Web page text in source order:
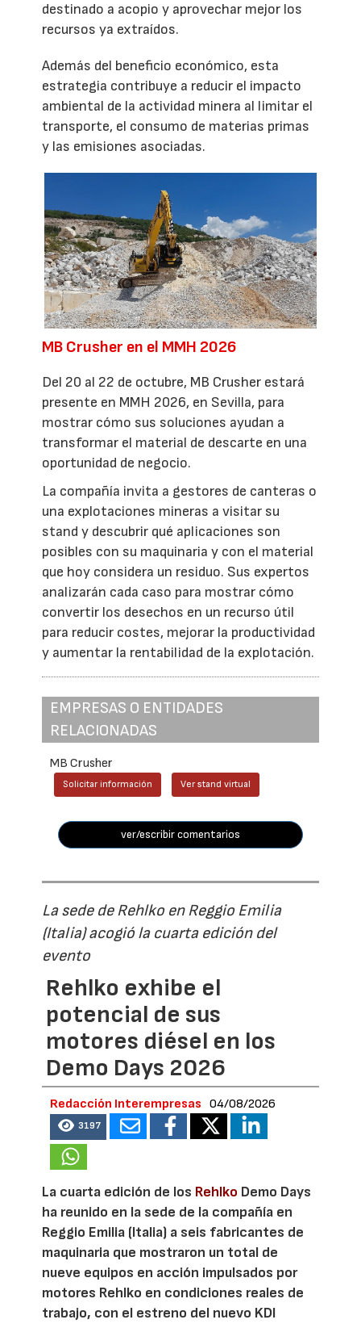
destinado a acopio y aprovechar mejor los
recursos ya extraídos.
Además del beneficio económico, esta
estrategia contribuye a reducir el impacto
ambiental de la actividad minera al limitar el
transporte, el consumo de materias primas
y las emisiones asociadas.
MB Crusher en el MMH 2026
Del 20 al 22 de octubre, MB Crusher estará
presente en MMH 2026, en Sevilla, para
mostrar cómo sus soluciones ayudan a
transformar el material de descarte en una
oportunidad de negocio.
La compañía invita a gestores de canteras o
una explotaciones mineras a visitar su
stand y descubrir qué aplicaciones son
posibles con su maquinaria y con el material
que hoy considera un residuo. Sus expertos
analizarán cada caso para mostrar cómo
convertir los desechos en un recurso útil
para reducir costes, mejorar la productividad
y aumentar la rentabilidad de la explotación.
EMPRESAS O ENTIDADES
RELACIONADAS
MB Crusher
Solicitar información Ver stand virtual
ver/escribir comentarios
La sede de Rehlko en Reggio Emilia
(Italia) acogió la cuarta edición del
evento
Rehlko exhibe el
potencial de sus
motores diésel en los
Demo Days 2026
Redacción Interempresas 04/08/2026
3197
La cuarta edición de los Rehlko Demo Days
ha reunido en la sede de la compañía en
Reggio Emilia (Italia) a seis fabricantes de
maquinaria que mostraron un total de
nueve equipos en acción impulsados por
motores Rehlko en condiciones reales de
trabajo, con el estreno del nuevo KDI